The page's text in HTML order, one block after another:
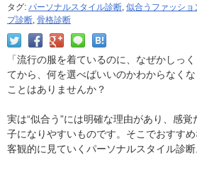
タグ: パーソナルスタイル診断, 似合うファッショ
プ診断, 骨格診断
「流行の服を着ているのに、なぜかしっ
てから、何を選べばいいのかわからなく
ことはありませんか？
実は“似合う”には明確な理由があり、感
子になりやすいものです。そこでおすす
客観的に見ていくパーソナルスタイル診断